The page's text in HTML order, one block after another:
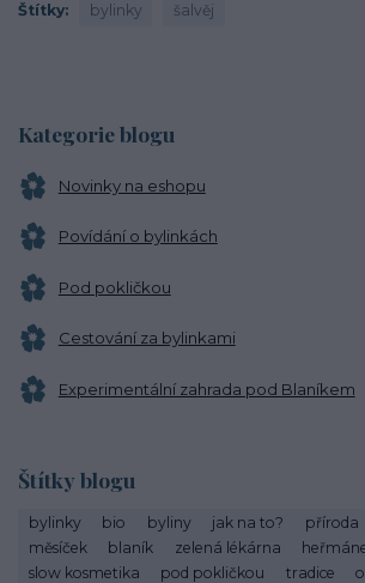
Kategorie blogu
Novinky na eshopu
Povídání o bylinkách
Pod pokličkou
Cestování za bylinkami
Experimentální zahrada pod Blaníkem
Štítky blogu
bylinky bio byliny jak na to? příroda
měsíček
blaník zelená lékárna
slow kosmetika
pod pokličkou tradice
Štítky bylinky šalvěj